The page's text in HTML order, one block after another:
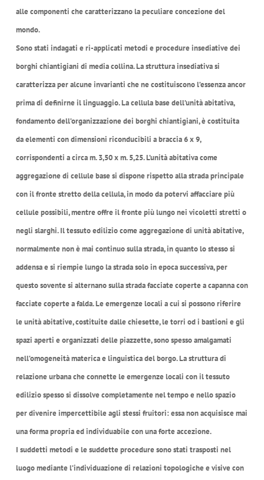
alle componenti che caratterizzano la peculiare concezione del
mondo.
Sono stati indagati e ri-applicati metodi e procedure insediative dei
borghi chiantigiani di media collina. La struttura insediativa si
caratterizza per alcune invarianti che ne costituiscono l’essenza ancor
prima di definirne il linguaggio. La cellula base dell’unità abitativa,
fondamento dell’organizzazione dei borghi chiantigiani, è costituita
da elementi con dimensioni riconducibili a braccia 6 x 9,
corrispondenti a circa m. 3,50 x m. 5,25. L’unità abitativa come
aggregazione di cellule base si dispone rispetto alla strada principale
con il fronte stretto della cellula, in modo da potervi affacciare più
cellule possibili, mentre offre il fronte più lungo nei vicoletti stretti o
negli slarghi. Il tessuto edilizio come aggregazione di unità abitative,
normalmente non è mai continuo sulla strada, in quanto lo stesso si
addensa e si riempie lungo la strada solo in epoca successiva, per
questo sovente si alternano sulla strada facciate coperte a capanna con
facciate coperte a falda. Le emergenze locali a cui si possono riferire
le unità abitative, costituite dalle chiesette, le torri od i bastioni e gli
spazi aperti e organizzati delle piazzette, sono spesso amalgamati
nell’omogeneità materica e linguistica del borgo. La struttura di
relazione urbana che connette le emergenze locali con il tessuto
edilizio spesso si dissolve completamente nel tempo e nello spazio
per divenire impercettibile agli stessi fruitori: essa non acquisisce mai
una forma propria ed individuabile con una forte accezione.
I suddetti metodi e le suddette procedure sono stati trasposti nel
luogo mediante l’individuazione di relazioni topologiche e visive con